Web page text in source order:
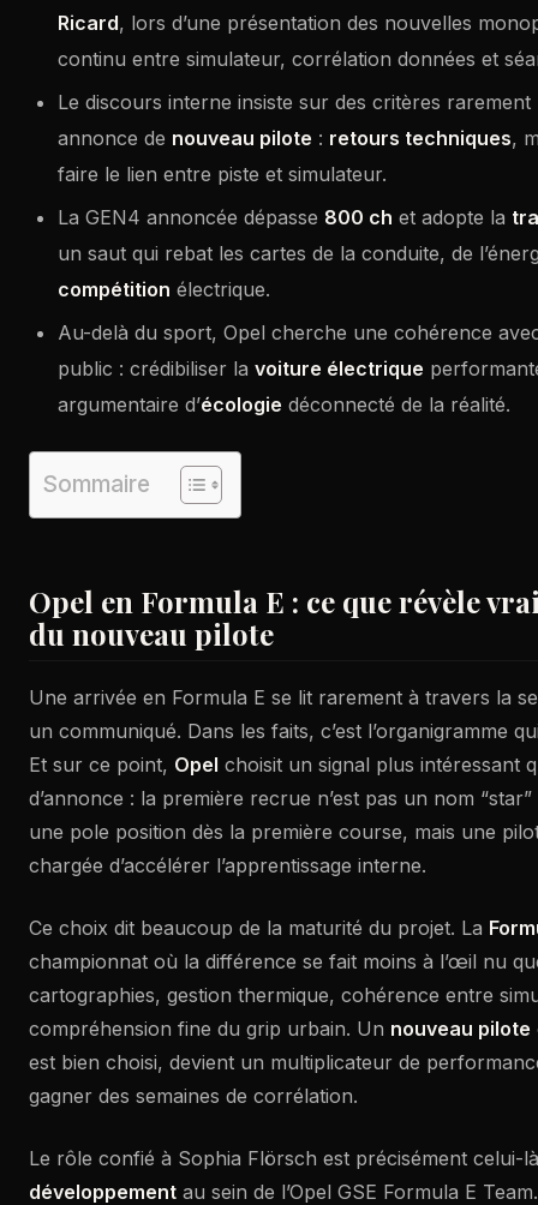
Ricard, lors d’une présentation des nouvelles
continu entre simulateur, corrélation données et
Le discours interne insiste sur des critères
annonce de nouveau pilote : retours techniques,
faire le lien entre piste et simulateur.
La GEN4 annoncée dépasse 800 ch et adopte la
un saut qui rebat les cartes de la conduite, de
compétition électrique.
Au-delà du sport, Opel cherche une cohérence
public : crédibiliser la voiture électrique
argumentaire d’écologie déconnecté de la réalité.
Sommaire
Opel en Formula E : ce que révèle
du nouveau pilote
Une arrivée en Formula E se lit rarement à travers la
un communiqué. Dans les faits, c’est l’organigramme
Et sur ce point, Opel choisit un signal plus intéressant
d’annonce : la première recrue n’est pas un nom
une pole position dès la première course, mais une
chargée d’accélérer l’apprentissage interne.
Ce choix dit beaucoup de la maturité du projet. La
championnat où la différence se fait moins à l’œil nu
cartographies, gestion thermique, cohérence entre
compréhension fine du grip urbain. Un nouveau pilote
est bien choisi, devient un multiplicateur de
gagner des semaines de corrélation.
Le rôle confié à Sophia Flörsch est précisément celui-
développement au sein de l’Opel GSE Formula E